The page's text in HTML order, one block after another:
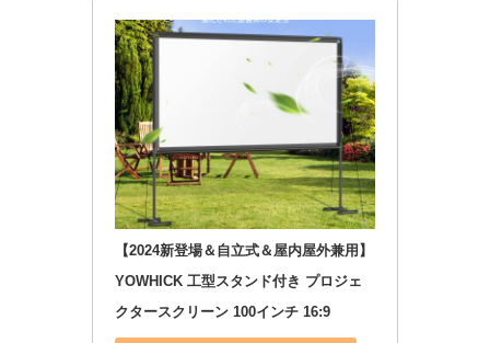
【2024新登場＆自立式＆屋内屋外兼用】
YOWHICK 工型スタンド付き プロジェ
クタースクリーン 100インチ 16:9